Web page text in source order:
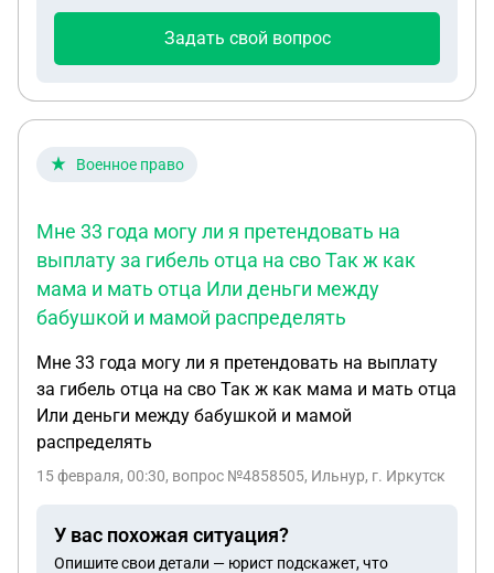
Задать свой вопрос
Военное право
Мне 33 года могу ли я претендовать на
выплату за гибель отца на сво Так ж как
мама и мать отца Или деньги между
бабушкой и мамой распределять
Мне 33 года могу ли я претендовать на выплату
за гибель отца на сво Так ж как мама и мать отца
Или деньги между бабушкой и мамой
распределять
15 февраля, 00:30, вопрос №4858505, Ильнур, г. Иркутск
У вас похожая ситуация?
Опишите свои детали — юрист подскажет, что